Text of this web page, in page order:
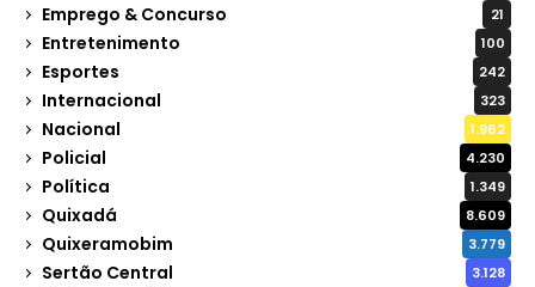
Emprego & Concurso 21
Entretenimento 100
Esportes 242
Internacional 323
Nacional 1.962
Policial 4.230
Política 1.349
Quixadá 8.609
Quixeramobim 3.779
Sertão Central 3.128